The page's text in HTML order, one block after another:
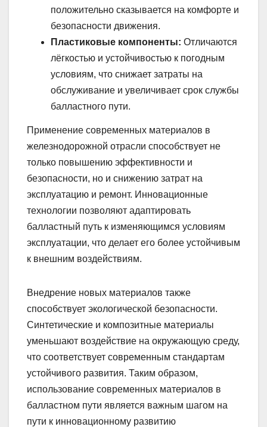
положительно сказывается на комфорте и
безопасности движения.
Пластиковые компоненты: Отличаются
лёгкостью и устойчивостью к погодным
условиям, что снижает затраты на
обслуживание и увеличивает срок службы
балластного пути.
Применение современных материалов в
железнодорожной отрасли способствует не
только повышению эффективности и
безопасности, но и снижению затрат на
эксплуатацию и ремонт. Инновационные
технологии позволяют адаптировать
балластный путь к изменяющимся условиям
эксплуатации, что делает его более устойчивым
к внешним воздействиям.
Внедрение новых материалов также
способствует экологической безопасности.
Синтетические и композитные материалы
уменьшают воздействие на окружающую среду,
что соответствует современным стандартам
устойчивого развития. Таким образом,
использование современных материалов в
балластном пути является важным шагом на
пути к инновационному развитию